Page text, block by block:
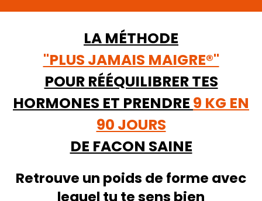
LA MÉTHODE
"PLUS JAMAIS MAIGRE®"
POUR RÉÉQUILIBRER TES
HORMONES ET PRENDRE 9 KG EN
90 JOURS
DE FACON SAINE
Retrouve un poids de forme avec
lequel tu te sens bien